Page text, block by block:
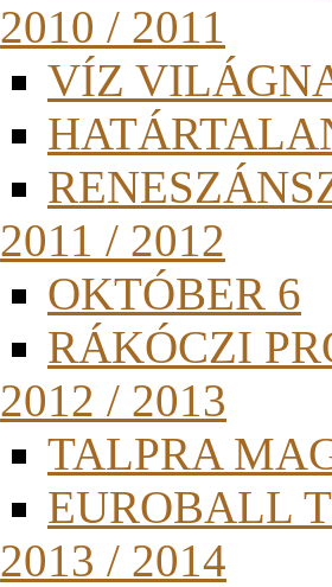
2010 / 2011
VÍZ
2011 / 2012
OKTÓBER 6
RÁKÓCZI
2012 / 2013
TALPRA
EUROBALL
2013 / 2014